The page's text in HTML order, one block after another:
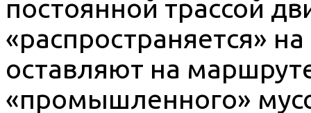
постоянной трассой
«распространяется»
оставляют на
«промышленного»